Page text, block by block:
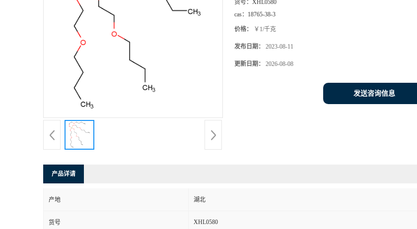
货号： XHL0580
cas： 18765-38-3
价格： ￥1/千克
发布日期： 2023-08-11
更新日期： 2026-08-08
发送咨询信息
产品详请
产地 湖北
货号 XHL0580